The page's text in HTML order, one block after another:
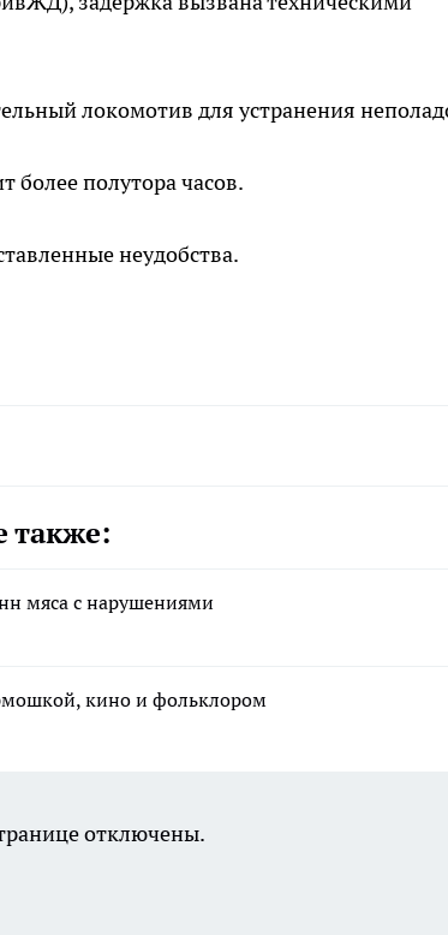
локомотив для устранения
более полутора часов.
неудобства.
также:
мяса с нарушениями
кино и фольклором
отключены.